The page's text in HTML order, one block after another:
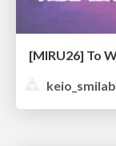
keio_smilab